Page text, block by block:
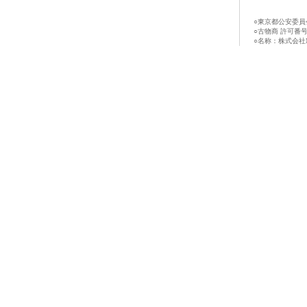
○東京都公安委
○古物商 許可番
○名称：株式会